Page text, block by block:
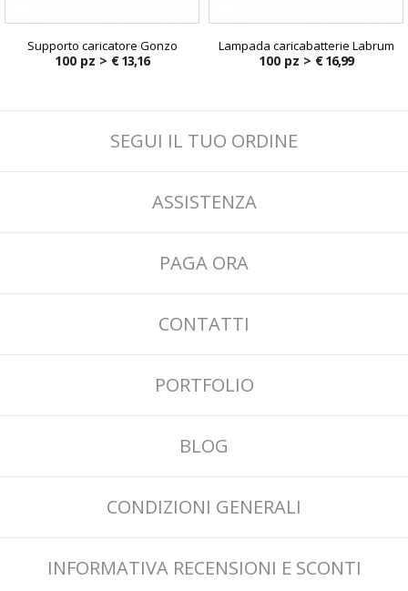
Supporto caricatore Gonzo
100 pz > € 13,16
Lampada caricabatterie Labrum
100 pz > € 16,99
SEGUI IL TUO ORDINE
ASSISTENZA
PAGA ORA
CONTATTI
PORTFOLIO
BLOG
CONDIZIONI GENERALI
INFORMATIVA RECENSIONI E SCONTI